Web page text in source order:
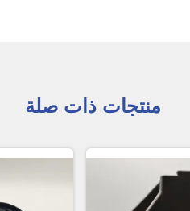
منتجات ذات صلة